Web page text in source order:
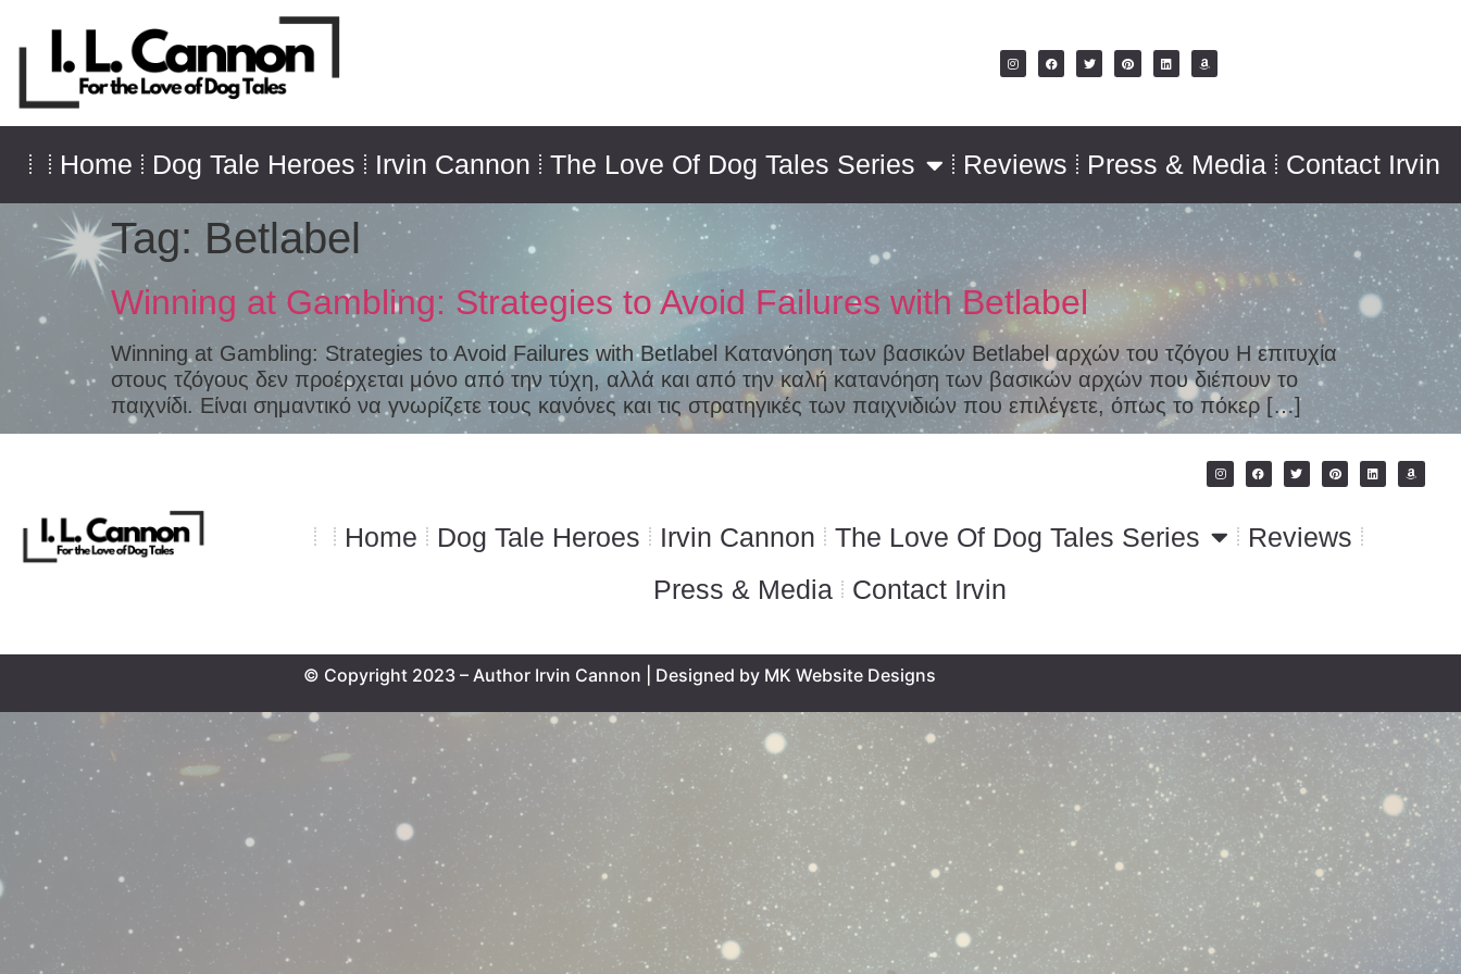
Home Dog Tale Heroes Irvin Cannon The Love Of Dog Tales Series Reviews Press & Media Contact Irvin
Tag: Betlabel
Winning at Gambling: Strategies to Avoid Failures with Betlabel
Winning at Gambling: Strategies to Avoid Failures with Betlabel Κατανόηση των βασικών Betlabel αρχών του τζόγου Η επιτυχία
στους τζόγους δεν προέρχεται μόνο από την τύχη, αλλά και από την καλή κατανόηση των βασικών αρχών που διέπουν το
παιχνίδι. Είναι σημαντικό να γνωρίζετε τους κανόνες και τις στρατηγικές των παιχνιδιών που επιλέγετε, όπως το πόκερ […]
Home Dog Tale Heroes Irvin Cannon The Love Of Dog Tales Series
Reviews
Press & Media
Contact Irvin
© Copyright 2023 – Author Irvin Cannon | Designed by MK Website Designs